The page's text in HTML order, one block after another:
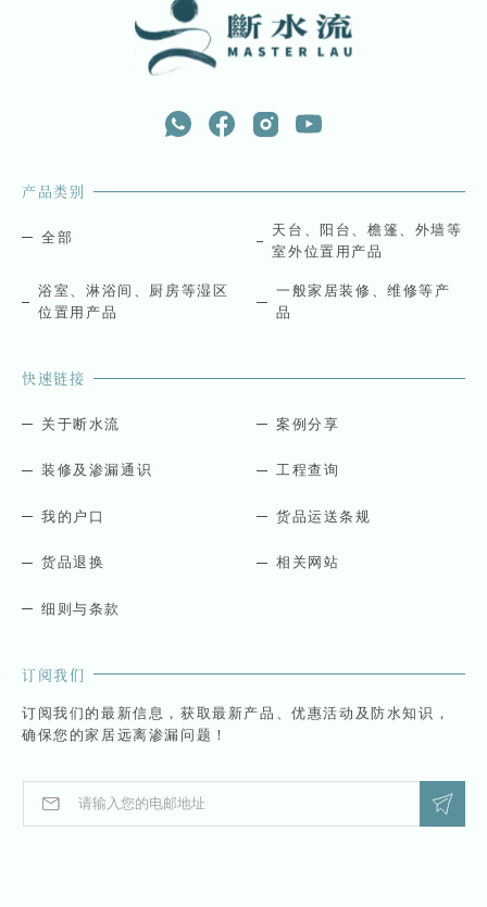
产品类别
全部
天台、阳台、檐篷、外墙等
室外位置用产品
浴室、淋浴间、厨房等湿区
位置用产品
一般家居装修、维修等产
品
快速链接
关于断水流 案例分享
装修及渗漏通识 工程查询
我的户口 货品运送条规
货品退换 相关网站
细则与条款
订阅我们
订阅我们的最新信息，获取最新产品、优惠活动及防水知识，
确保您的家居远离渗漏问题！
a
a